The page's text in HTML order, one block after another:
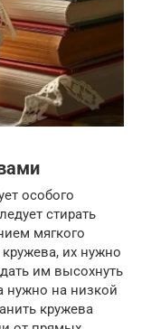
особого
стирать
мягкого
их нужно
им высохнуть
нужно на низкой
кружева